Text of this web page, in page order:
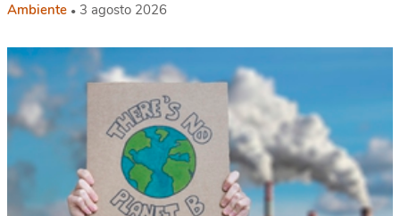
Ambiente 3 agosto 2026